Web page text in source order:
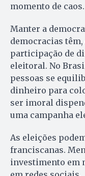
momento de caos.
Manter a
democracias
participação de
eleitoral. No
pessoas se
dinheiro para
ser imoral
uma campanha
As eleições
franciscanas.
investimento em